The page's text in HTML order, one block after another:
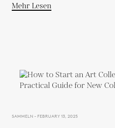
Mehr Lesen
SAMMELN - FEBRUARY 13, 2025